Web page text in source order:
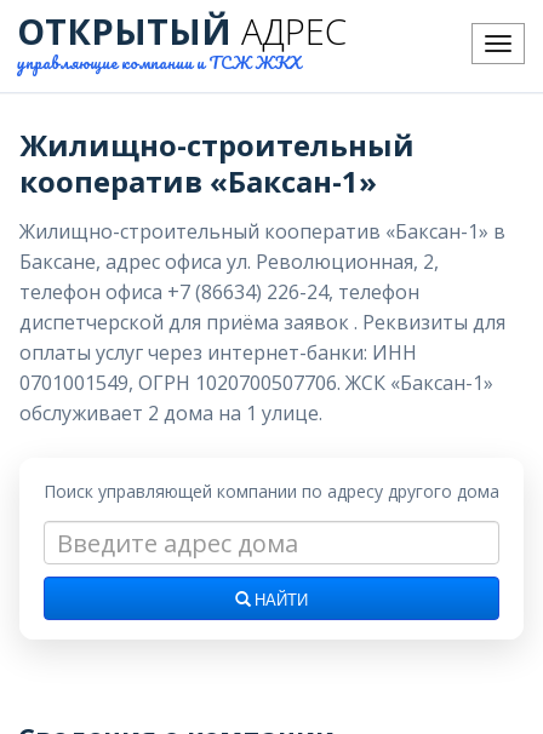
Меню
ОТКРЫТЫЙ АДРЕС
управляющие компании и ТСЖ ЖКХ
Жилищно-строительный
кооператив «Баксан-1»
Жилищно-строительный кооператив «Баксан-1» в
Баксане, адрес офиса ул. Революционная, 2,
телефон офиса +7 (86634) 226-24, телефон
диспетчерской для приёма заявок . Реквизиты для
оплаты услуг через интернет-банки: ИНН
0701001549, ОГРН 1020700507706. ЖСК «Баксан-1»
обслуживает 2 дома на 1 улице.
Поиск управляющей компании по адресу другого дома
НАЙТИ